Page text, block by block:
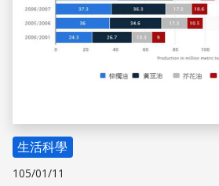
生活科學
105/01/11